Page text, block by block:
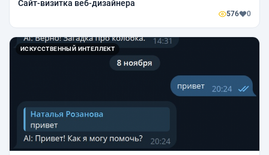
Сайт-визитка веб-дизайнера
576 0
ИСКУССТВЕННЫЙ ИНТЕЛЛЕКТ